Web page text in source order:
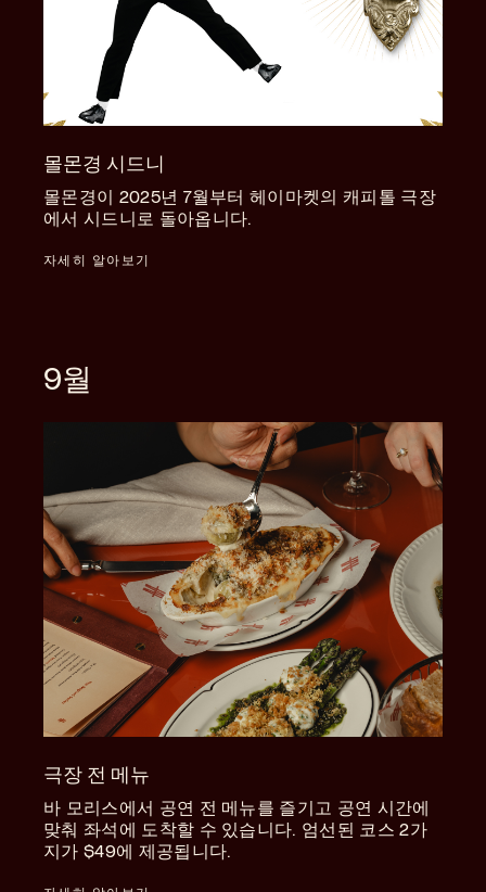
몰몬경 시드니
몰몬경이 2025년 7월부터 헤이마켓의 캐피톨 극장
에서 시드니로 돌아옵니다.
자세히 알아보기
9월
극장 전 메뉴
바 모리스에서 공연 전 메뉴를 즐기고 공연 시간에
맞춰 좌석에 도착할 수 있습니다. 엄선된 코스 2가
지가 $49에 제공됩니다.